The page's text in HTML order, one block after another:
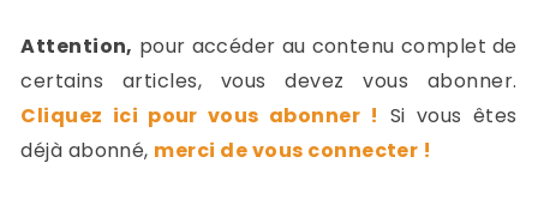
Attention, pour accéder au contenu complet de
certains articles, vous devez vous abonner.
Cliquez ici pour vous abonner ! Si vous êtes
déjà abonné, merci de vous connecter !